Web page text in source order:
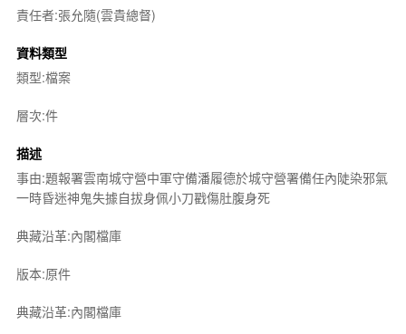
責任者:張允隨(雲貴總督)
資料類型
類型:檔案
層次:件
描述
事由:題報署雲南城守營中軍守備潘履德於城守營署備任內陡染邪氣
一時昏迷神鬼失據自拔身佩小刀戳傷肚腹身死
典藏沿革:內閣檔庫
版本:原件
典藏沿革:內閣檔庫